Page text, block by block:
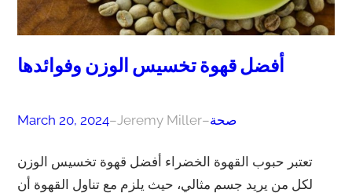
أفضل قهوة تخسيس الوزن وفوائدها
March 20, 2024–Jeremy Miller–صحة
تعتبر حبوب القهوة الخضراء أفضل قهوة تخسيس الوزن
لكل من يريد جسم مثالي، حيث يلزم مع تناول القهوة أن